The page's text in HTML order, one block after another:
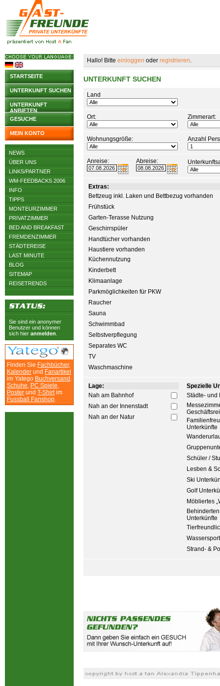
STARTSEITE
UNTERKUNFT SUCHEN
UNTERKUNFT
ANBIETEN
GESUCHE
MEIN KONTO
NEWS
ÜBER UNS
LINKS/PARTNER
WM-FEEDBACKS 2006
INFO
TIPPS
MONTEURZIMMER
PRIVATZIMMER
BED AND BREAKFAST
FREMDENZIMMER
STÄDTEREISE
LAST MINUTE
BLOG
SITEMAP
REISETRENDS
Sie sind ein anonymer
Benutzer und können
sich hier anmelden
Finden Sie Fachbücher,
Kalender und Fanartikel
im Yatego Buchversand .
Schuhe, PC Spiele,
Poster und T-Shirtim
Fussball Fanshop.
Hallo! Bitte einloggen oder registrieren.
UNTERKUNFT SUCHEN
Land
Ort: Zimmerart:
Wohnungsgröße: Anzahl
Anreise: Abreise:
Extras:
Bettzeug inkl. Laken und Bettbezug vorhanden
Frühstück
Garten-Terasse Nutzung
Geschirrspüler
Handtücher vorhanden
Haustiere vorhanden
Küchennutzung
Kinderbett
Klimaanlage
Parkmöglichkeiten für PKW
Raucher
Sauna
Schwimmbad
Selbstverpflegung
Separates WC
TV
Waschmaschine
Lage:
Nah am Bahnhof
Nah an der Innenstadt
Nah an der Natur
Spezielle
Städte- und
Unterkünfte
Schüler /
Lesben &
Ski
Golf
Möbliertes
Unterkünfte
Wassersport
Strand- &